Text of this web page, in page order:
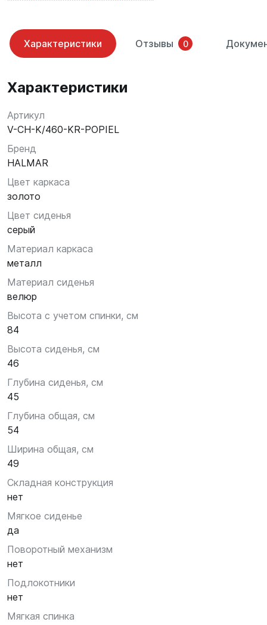
Характеристики Отзывы 0
Характеристики
Артикул
V-CH-K/460-KR-POPIEL
Бренд
HALMAR
Цвет каркаса
золото
Цвет сиденья
серый
Материал каркаса
металл
Материал сиденья
велюр
Высота с учетом спинки, см
84
Высота сиденья, см
46
Глубина сиденья, см
45
Глубина общая, см
54
Ширина общая, см
49
Складная конструкция
нет
Мягкое сиденье
да
Поворотный механизм
нет
Подлокотники
нет
Мягкая спинка